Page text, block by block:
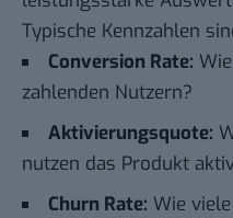
Typische Kennzahlen
Conversion Rate:
zahlenden Nutzern?
Aktivierungsquote:
nutzen das Produkt
Churn Rate: Wie